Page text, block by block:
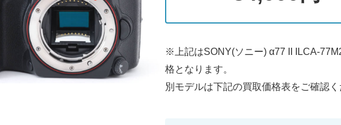
※上記はSONY(ソニー) α77 II ILCA-
格となります。
別モデルは下記の買取価格表をご確認く